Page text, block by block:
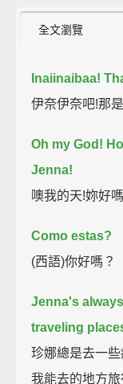
全文瀏覽
Inaiinaibaa!
伊奈伊奈吧!那
Oh my God!
Jenna!
噢我的天!妳好
Como estas?
(西語)你好嗎？
Jenna's
traveling
珍娜總是去一
我能去的地方旅